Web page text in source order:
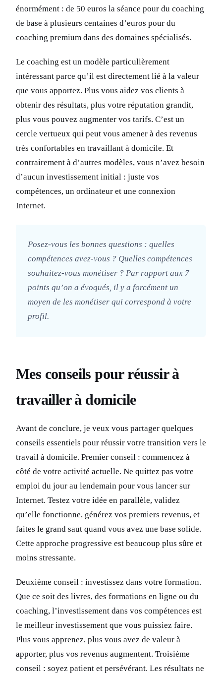
énormément : de 50 euros la séance pour du coaching
de base à plusieurs centaines d’euros pour du
coaching premium dans des domaines spécialisés.
Le coaching est un modèle particulièrement
intéressant parce qu’il est directement lié à la valeur
que vous apportez. Plus vous aidez vos clients à
obtenir des résultats, plus votre réputation grandit,
plus vous pouvez augmenter vos tarifs. C’est un
cercle vertueux qui peut vous amener à des revenus
très confortables en travaillant à domicile. Et
contrairement à d’autres modèles, vous n’avez besoin
d’aucun investissement initial : juste vos
compétences, un ordinateur et une connexion
Internet.
Posez-vous les bonnes questions : quelles
compétences avez-vous ? Quelles compétences
souhaitez-vous monétiser ? Par rapport aux 7
points qu’on a évoqués, il y a forcément un
moyen de les monétiser qui correspond à votre
profil.
Mes conseils pour réussir à
travailler à domicile
Avant de conclure, je veux vous partager quelques
conseils essentiels pour réussir votre transition vers le
travail à domicile. Premier conseil : commencez à
côté de votre activité actuelle. Ne quittez pas votre
emploi du jour au lendemain pour vous lancer sur
Internet. Testez votre idée en parallèle, validez
qu’elle fonctionne, générez vos premiers revenus, et
faites le grand saut quand vous avez une base solide.
Cette approche progressive est beaucoup plus sûre et
moins stressante.
Deuxième conseil : investissez dans votre formation.
Que ce soit des livres, des formations en ligne ou du
coaching, l’investissement dans vos compétences est
le meilleur investissement que vous puissiez faire.
Plus vous apprenez, plus vous avez de valeur à
apporter, plus vos revenus augmentent. Troisième
conseil : soyez patient et persévérant. Les résultats ne